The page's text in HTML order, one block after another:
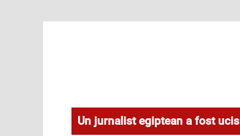
Un jurnalist egiptean a fost ucis